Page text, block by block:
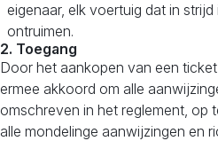
eigenaar, elk voertuig dat in
ontruimen.
2. Toegang
Door het aankopen van een
ermee akkoord om alle
omschreven in het reglement, op
alle mondelinge aanwijzingen en